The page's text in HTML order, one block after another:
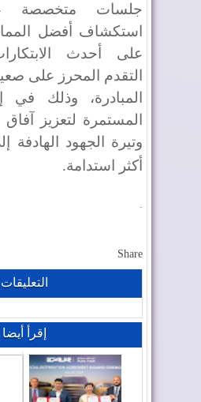
جلسات متخصصة
استكشاف أفضل
على أحدث
التقدم المحرز على
المبادرة، وذلك في
المستمرة لتعزيز
وتيرة الجهود الهادفة
أكثر استدامة.
.
Share
التعليقات
إقرأ أيضا